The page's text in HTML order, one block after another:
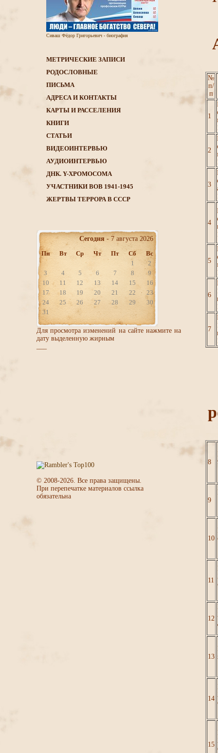
Сиваш Фёдор Григорьевич - биография
МЕТРИЧЕСКИЕ ЗАПИСИ
РОДОСЛОВНЫЕ
ПИСЬМА
АДРЕСА И КОНТАКТЫ
КАРТЫ И РАССЕЛЕНИЯ
КНИГИ
CТАТЬИ
ВИДЕОИНТЕРВЬЮ
АУДИОИНТЕРВЬЮ
ДНК. Y-ХРОМОСОМА
УЧАСТНИКИ ВОВ 1941-1945
ЖЕРТВЫ ТЕРРОРА В СССР
Сегодня - 7 августа 2026
Пн
Вт Ср Чт Пт Сб
Вс
1
2
3
4 5 6 7 8
9
10
11 12 13 14 15
16
17
18 19 20 21 22
23
24
25 26 27 28 29
30
31
Для просмотра изменений на сайте нажмите на
дату выделенную жирным
© 2008-2026. Все права защищены.
При перепечатке материалов ссылка
обязательна
№
п/
п
1
2
3
4
5
6
7
8
9
10
11
12
13
14
15